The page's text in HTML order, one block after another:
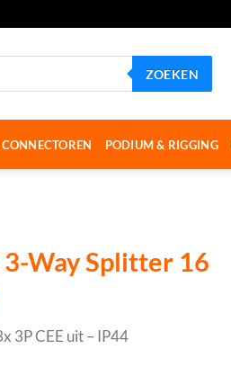
ZOEKEN
PODIUM & RIGGING
3-Way Splitter 16
3P CEE uit – IP44